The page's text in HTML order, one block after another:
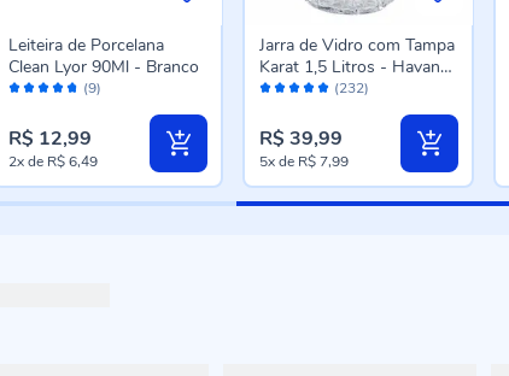
Avaliação: (9)
Leiteira de Porcelana
Clean Lyor 90Ml - Branco
R$ 12,99
2xde R$ 6,49
Avaliação: (232)
Jarra de Vidro com Tampa
Karat 1,5 Litros - Havan
Casa
R$ 39,99
5xde R$ 7,99